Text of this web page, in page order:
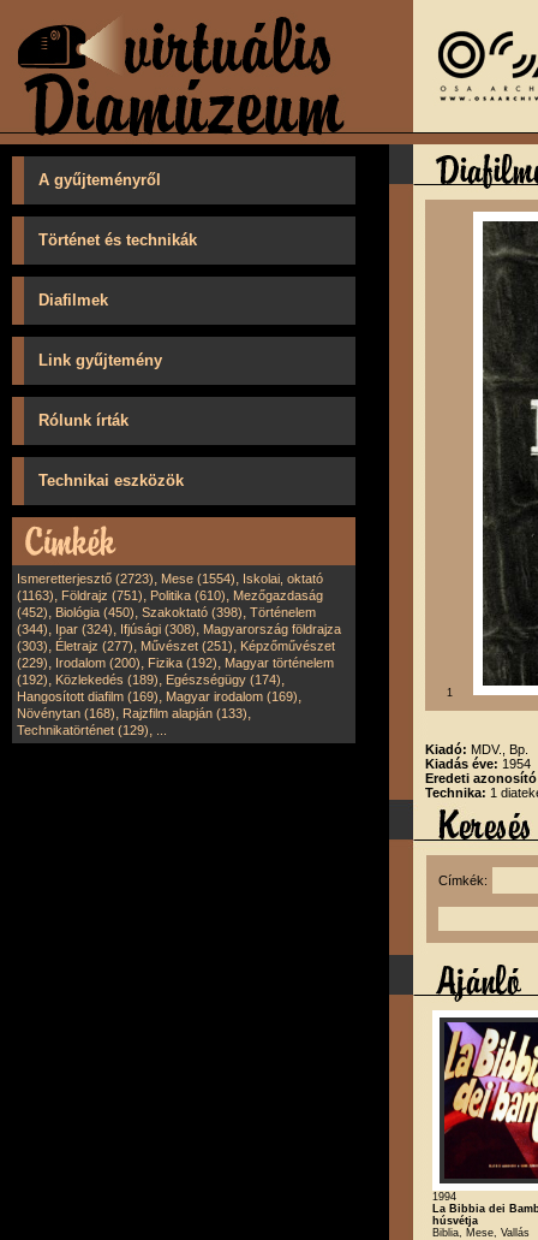
A gyűjteményről
Történet és technikák
Diafilmek
Link gyűjtemény
Rólunk írták
Technikai eszközök
Ismeretterjesztő (2723), Mese (1554), Iskolai, oktató
(1163), Földrajz (751), Politika (610), Mezőgazdaság
(452), Biológia (450), Szakoktató (398), Történelem
(344), Ipar (324), Ifjúsági (308), Magyarország földrajza
(303), Életrajz (277), Művészet (251), Képzőművészet
(229), Irodalom (200), Fizika (192), Magyar történelem
(192), Közlekedés (189), Egészségügy (174),
Hangosított diafilm (169), Magyar irodalom (169),
Növénytan (168), Rajzfilm alapján (133),
Technikatörténet (129),
1
Kiadó: MDV., Bp.
Kiadás éve: 1954
Eredeti
Technika: 1
Címkék:
1994
La Bibbia dei
húsvétja
Biblia, Mese, Vallás